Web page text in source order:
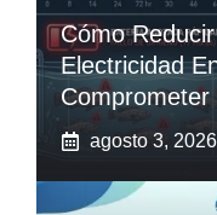
Cómo
Electricidad
agosto 3, 2026